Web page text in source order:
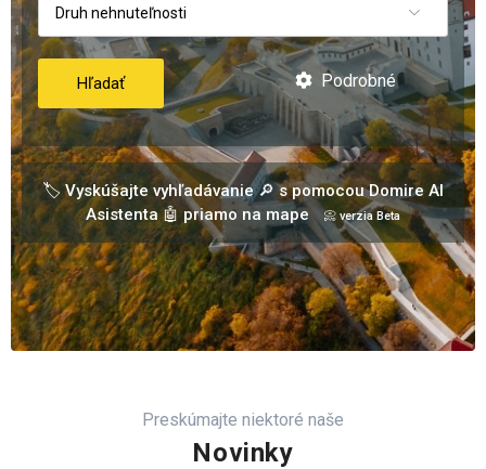
Druh nehnuteľnosti
Hľadať Podrobné
🏷️ Vyskúšajte vyhľadávanie 🔎 s pomocou Domire AI
Asistenta 🤖 priamo na mape
📀 verzia Beta
Preskúmajte niektoré naše
Novinky